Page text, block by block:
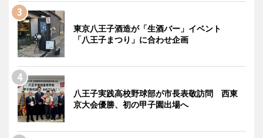
東京八王子酒造が「生酒バー」イベント
「八王子まつり」に合わせ企画
八王子実践高校野球部が市長表敬訪問 西東
京大会優勝、初の甲子園出場へ